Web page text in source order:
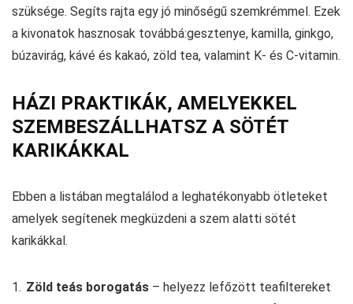
szüksége. Segíts rajta egy jó minőségű szemkrémmel. Ezek
a kivonatok hasznosak továbbá:gesztenye, kamilla, ginkgo,
búzavirág, kávé és kakaó, zöld tea, valamint K- és C-vitamin.
HÁZI PRAKTIKÁK, AMELYEKKEL
SZEMBESZÁLLHATSZ A SÖTÉT
KARIKÁKKAL
Ebben a listában megtalálod a leghatékonyabb ötleteket
amelyek segítenek megküzdeni a szem alatti sötét
karikákkal.
Zöld teás borogatás – helyezz lefőzött teafiltereket